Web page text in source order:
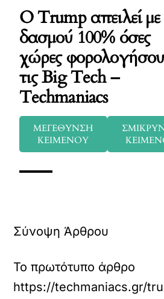
Ο Trump απειλεί με
δασμού 100% όσες
χώρες
τις Big Tech –
Techmaniacs
ΜΕΓΕΘΥΝΣΗ
ΚΕΙΜΕΝΟΥ
Σύνοψη Άρθρου
Το πρωτότυπο άρθρο
https://techmaniacs.gr/